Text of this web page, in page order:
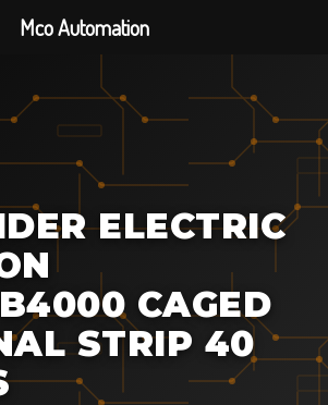
ELECTRIC
CAGED
STRIP 40
Mco Automation